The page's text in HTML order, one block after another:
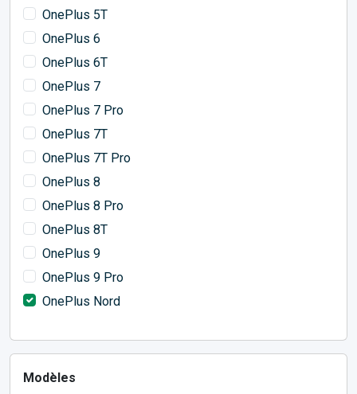
OnePlus 5T
OnePlus 6
OnePlus 6T
OnePlus 7
OnePlus 7 Pro
OnePlus 7T
OnePlus 7T Pro
OnePlus 8
OnePlus 8 Pro
OnePlus 8T
OnePlus 9
OnePlus 9 Pro
OnePlus Nord
Modèles